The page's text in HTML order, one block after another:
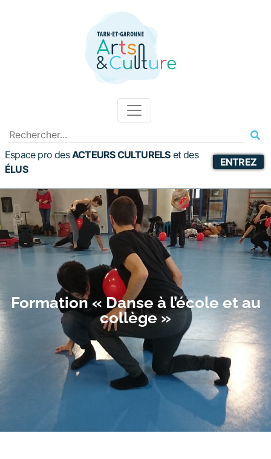
Espace pro desACTEURS CULTURELS etdes
ÉLUS
ENTREZ
Formation « Danse à l’école et au
collège »